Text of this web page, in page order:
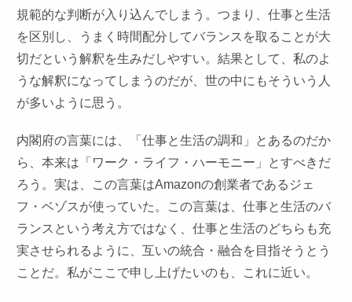
規範的な判断が入り込んでしまう。つまり、仕事と生活
を区別し、うまく時間配分してバランスを取ることが大
切だという解釈を生みだしやすい。結果として、私のよ
うな解釈になってしまうのだが、世の中にもそういう人
が多いように思う。
内閣府の言葉には、「仕事と生活の調和」とあるのだか
ら、本来は「ワーク・ライフ・ハーモニー」とすべきだ
ろう。実は、この言葉はAmazonの創業者であるジェ
フ・ベゾスが使っていた。この言葉は、仕事と生活のバ
ランスという考え方ではなく、仕事と生活のどちらも充
実させられるように、互いの統合・融合を目指そうとう
ことだ。私がここで申し上げたいのも、これに近い。